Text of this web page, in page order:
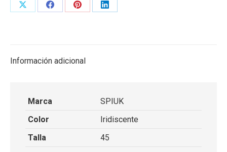
Share
Share
Share
Share
Información adicional
Marca
SPIUK
Color
Iridiscente
Talla
45